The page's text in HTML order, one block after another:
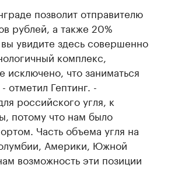
позволит отправителю
рублей, а также 20%
увидите здесь совершенно
комплекс,
исключено, что заниматься
отметил Гептинг. -
российского угля, к
потому что нам было
Часть объема угля на
Америки, Южной
возможность эти позиции